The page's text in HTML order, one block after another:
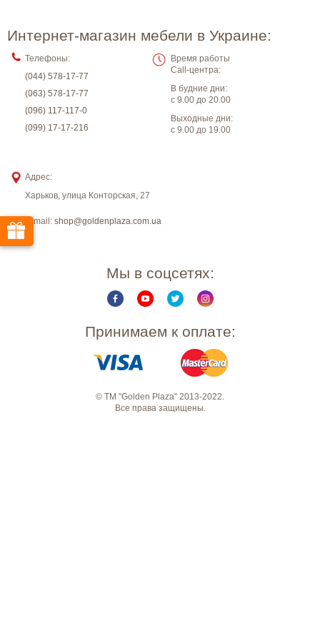
Интернет-магазин мебели в Украине:
Телефоны:
(044) 578-17-77
(063) 578-17-77
(096) 117-117-0
(099) 17-17-216
Время работы
Call-центра:
В будние дни:
с 9.00 до 20.00
Выходные дни:
с 9.00 до 19.00
Адрес:
Харьков улица Конторская, 27
E-mail: shop@goldenplaza.com.ua
Мы в соцсетях:
Принимаем к оплате:
© ТМ "Golden Plaza" 2013-2022.
Все права защищены.